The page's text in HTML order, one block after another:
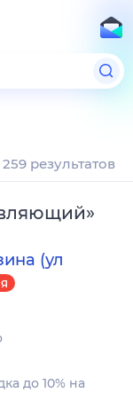
результатов
»
(ул
до 10% на